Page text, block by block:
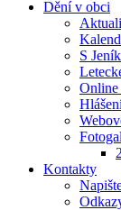
Dění v obci
S
Online
Kontakty